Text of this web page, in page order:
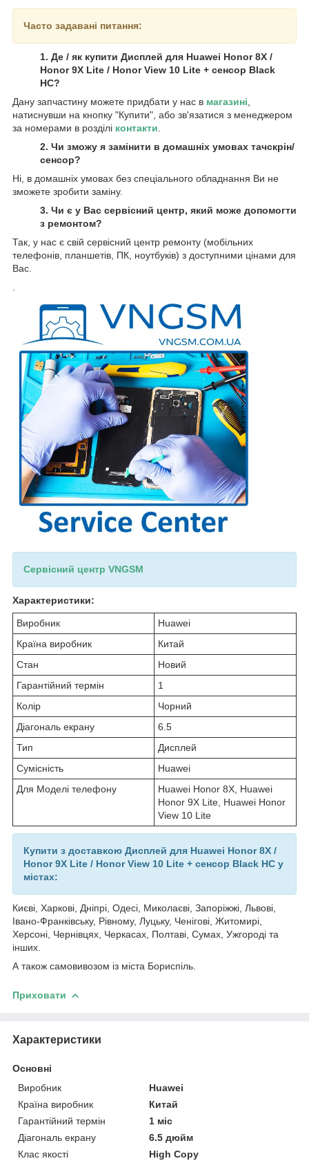
Часто задавані питання:
1. Де / як купити Дисплей для Huawei Honor 8X /
Honor 9X Lite / Honor View 10 Lite + сенсор Black
HC?
Дану запчастину можете придбати у нас в магазині
натиснувши на кнопку "Купити", або зв'язатися з менеджером
за номерами в розділі контакти
2. Чи зможу я замінити в домашніх умовах тачскрін/
сенсор?
Ні, в домашніх умовах без спеціального обладнання Ви не
зможете зробити заміну.
3. Чи є у Вас сервісний центр, який може допомогти
з ремонтом?
Так, у нас є свій сервісний центр ремонту (мобільних
телефонів, планшетів, ПК, ноутбуків) з доступними цінами для
Вас.
Сервісний центр VNGSM
Характеристики:
Виробник
Huawei
Країна виробник
Китай
Стан
Новий
Гарантійний термін
1
Колір
Чорний
Діагональ екрану
6.5
Тип
Дисплей
Сумісність
Huawei
Для Моделі телефону
Huawei Honor 8X, Huawei
Honor 9X Lite, Huawei Honor
View 10 Lite
Купити з доставкою Дисплей для Huawei Honor 8X /
Honor 9X Lite / Honor View 10 Lite + сенсор Black HC у
містах:
Києві, Харкові, Дніпрі, Одесі, Миколаєві, Запоріжжі, Львові,
Івано-Франківську, Рівному, Луцьку, Ченігові, Житомирі,
Херсоні, Чернівцях, Черкасах, Полтаві, Сумах, Ужгороді та
інших.
А також самовивозом із міста Бориспіль.
Приховати
Характеристики
Основні
Виробник
Huawei
Країна виробник
Китай
Гарантійний термін
1 міс
Діагональ екрану
6.5 дюйм
Клас якості
High Copy